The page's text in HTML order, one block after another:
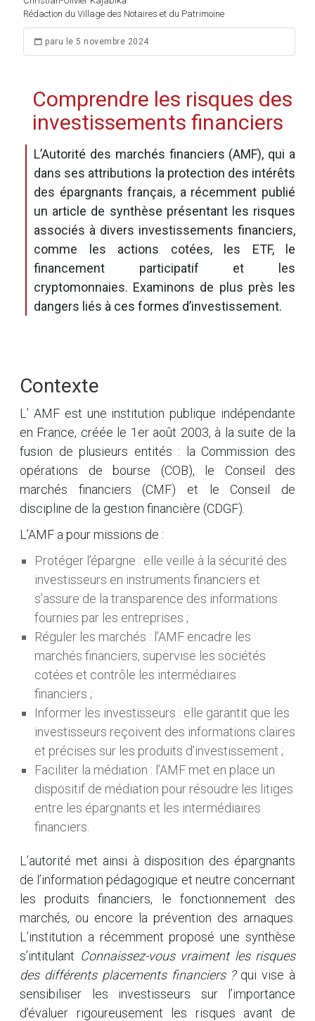
Rédaction du Village des Notaires et du Patrimoine
paru le 5 novembre 2024
Comprendre les risques des
investissements financiers
L’Autorité des marchés financiers (AMF), qui a
dans ses attributions la protection des intérêts
des épargnants français, a récemment publié
un article de synthèse présentant les risques
associés à divers investissements financiers,
comme les actions cotées, les ETF, le
financement participatif et les
cryptomonnaies. Examinons de plus près les
dangers liés à ces formes d’investissement.
Contexte
L’ AMF est une institution publique indépendante
en France, créée le 1er août 2003, à la suite de la
fusion de plusieurs entités : la Commission des
opérations de bourse (COB), le Conseil des
marchés financiers (CMF) et le Conseil de
discipline de la gestion financière (CDGF).
L’AMF a pour missions de :
Protéger l’épargne : elle veille à la sécurité des
investisseurs en instruments financiers et
s’assure de la transparence des informations
fournies par les entreprises ;
Réguler les marchés : l’AMF encadre les
marchés financiers, supervise les sociétés
cotées et contrôle les intermédiaires
financiers ;
Informer les investisseurs : elle garantit que les
investisseurs reçoivent des informations claires
et précises sur les produits d’investissement ;
Faciliter la médiation : l’AMF met en place un
dispositif de médiation pour résoudre les litiges
entre les épargnants et les intermédiaires
financiers.
L’autorité met ainsi à disposition des épargnants
de l’information pédagogique et neutre concernant
les produits financiers, le fonctionnement des
marchés, ou encore la prévention des arnaques.
L’institution a récemment proposé une synthèse
s’intitulant Connaissez-vous vraiment les risques
des différents placements financiers ?qui vise à
sensibiliser les investisseurs sur l’importance
d’évaluer rigoureusement les risques avant de